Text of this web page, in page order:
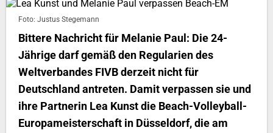
Foto: Justus Stegemann
Bittere Nachricht für Melanie Paul: Die 24-
Jährige darf gemäß den Regularien des
Weltverbandes FIVB derzeit nicht für
Deutschland antreten. Damit verpassen sie und
ihre Partnerin Lea Kunst die Beach-Volleyball-
Europameisterschaft in Düsseldorf, die am